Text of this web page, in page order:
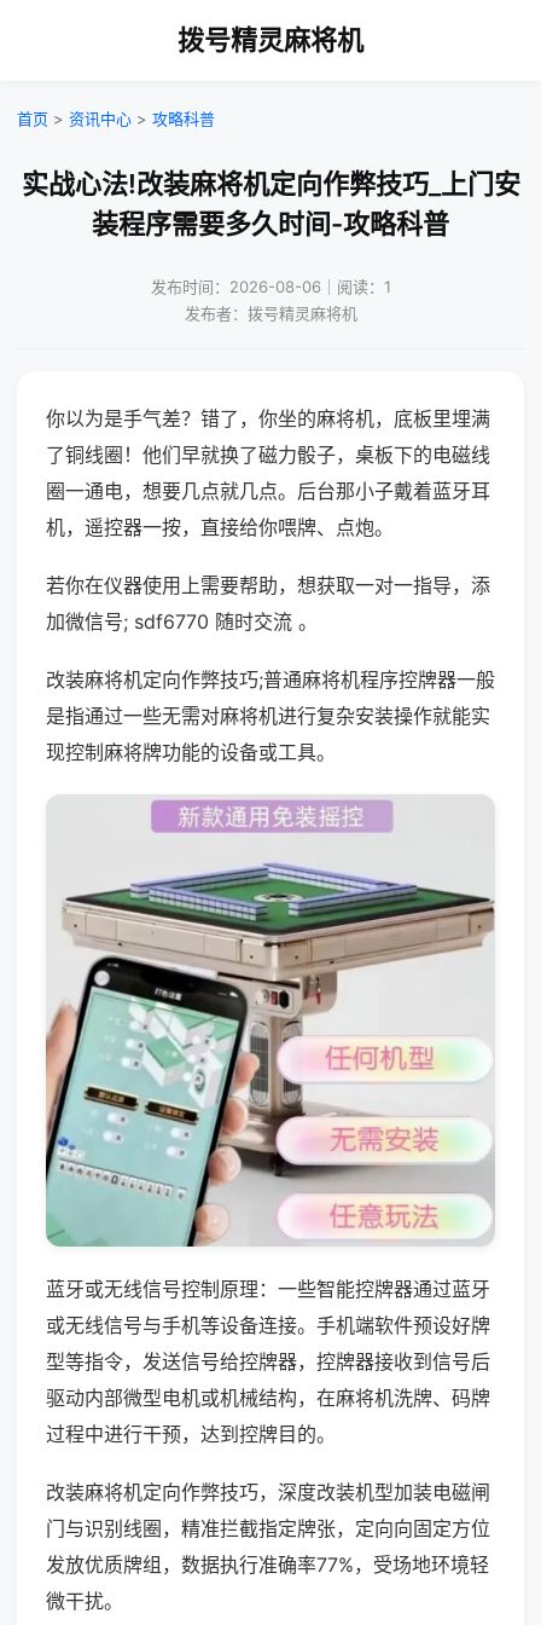
拨号精灵麻将机
首页 > 资讯中心 > 攻略科普
实战心法!改装麻将机定向作弊技巧_上门安
装程序需要多久时间-攻略科普
发布时间：2026-08-06｜阅读：1
发布者：拨号精灵麻将机
你以为是手气差？错了，你坐的麻将机，底板里埋满
了铜线圈！他们早就换了磁力骰子，桌板下的电磁线
圈一通电，想要几点就几点。后台那小子戴着蓝牙耳
机，遥控器一按，直接给你喂牌、点炮。
若你在仪器使用上需要帮助，想获取一对一指导，添
加微信号; sdf6770 随时交流 。
改装麻将机定向作弊技巧;普通麻将机程序控牌器一般
是指通过一些无需对麻将机进行复杂安装操作就能实
现控制麻将牌功能的设备或工具。
蓝牙或无线信号控制原理：一些智能控牌器通过蓝牙
或无线信号与手机等设备连接。手机端软件预设好牌
型等指令，发送信号给控牌器，控牌器接收到信号后
驱动内部微型电机或机械结构，在麻将机洗牌、码牌
过程中进行干预，达到控牌目的。
改装麻将机定向作弊技巧，深度改装机型加装电磁闸
门与识别线圈，精准拦截指定牌张，定向向固定方位
发放优质牌组，数据执行准确率77%，受场地环境轻
微干扰。